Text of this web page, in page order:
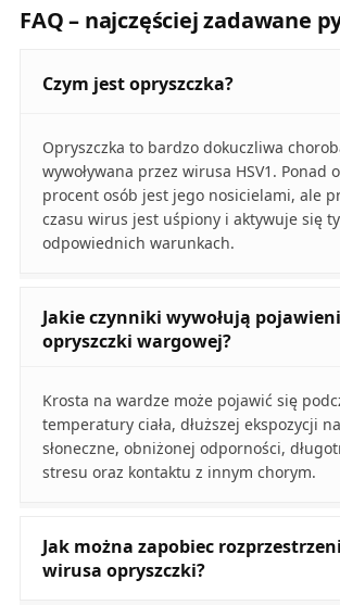
FAQ – najczęściej zadawane
Czym jest opryszczka?
Opryszczka to bardzo dokuczliwa
wywoływana przez wirusa HSV1. Ponad
procent osób jest jego nosicielami, ale
czasu wirus jest uśpiony i aktywuje się
odpowiednich warunkach.
Jakie czynniki wywołują
opryszczki wargowej?
Krosta na wardze może pojawić się
temperatury ciała, dłuższej ekspozycji
słoneczne, obniżonej odporności,
stresu oraz kontaktu z innym chorym.
Jak można zapobiec
wirusa opryszczki?